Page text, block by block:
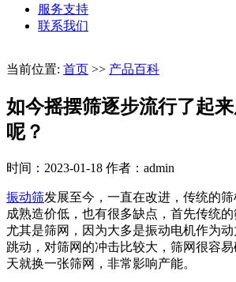
服务支持
联系我们
当前位置: 首页 >> 产品百科
如今摇摆筛逐步流行了起
呢？
时间：2023-01-18 作者：admin
振动筛发展至今，一直在改进，传统的
成熟造价低，也有很多缺点，首先传统的
尤其是筛网，因为大多是振动电机作为
跳动，对筛网的冲击比较大，筛网很容
天就换一张筛网，非常影响产能。